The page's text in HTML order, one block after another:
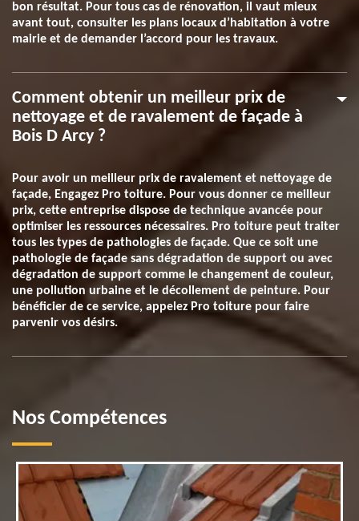
bon résultat. Pour tous cas de rénovation, il vaut mieux
avant tout, consulter les plans locaux d’habitation à votre
mairie et de demander l’accord pour les travaux.
Comment obtenir un meilleur prix de
nettoyage et de ravalement de façade à
Bois D Arcy ?
Pour avoir un meilleur prix de ravalement et nettoyage de
façade, Engagez Pro toiture. Pour vous donner ce meilleur
prix, cette entreprise dispose de technique avancée pour
optimiser les ressources nécessaires. Pro toiture peut traiter
tous les types de pathologies de façade. Que ce soit une
pathologie de façade sans dégradation de support ou avec
dégradation de support comme le changement de couleur,
une pollution urbaine et le décollement de peinture. Pour
bénéficier de ce service, appelez Pro toiture pour faire
parvenir vos désirs.
Nos Compétences